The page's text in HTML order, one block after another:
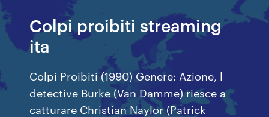
Colpi proibiti streaming
ita
Colpi Proibiti (1990) Genere: Azione, l
detective Burke (Van Damme) riesce a
catturare Christian Naylor (Patrick